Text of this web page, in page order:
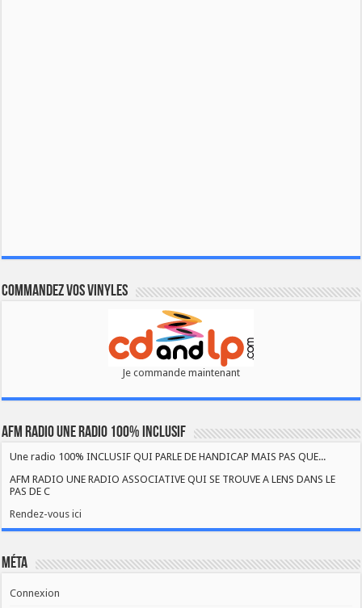
Commandez vos vinyles
Je commande maintenant
AFM RADIO UNE RADIO 100% INCLUSIF
Une radio 100% INCLUSIF QUI PARLE DE HANDICAP MAIS PAS QUE...
AFM RADIO UNE RADIO ASSOCIATIVE QUI SE TROUVE A LENS DANS LE
PAS DE C
Rendez-vous ici
Méta
Connexion